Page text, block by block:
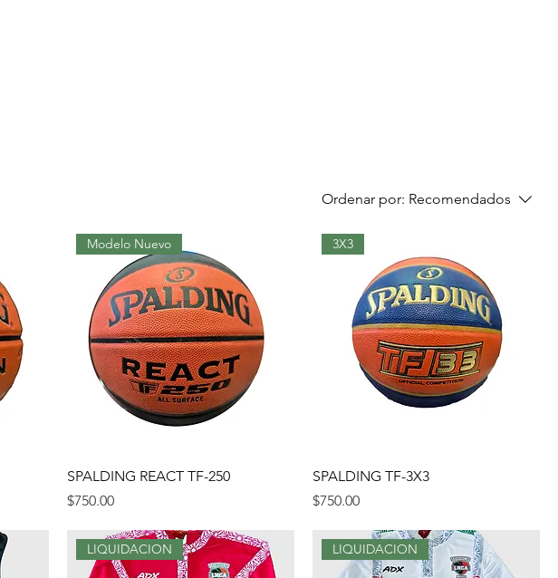
Ordenar por: Recomendados
Modelo Nuevo
SPALDING REACT TF-250
Precio
$750.00
3X3
SPALDING TF-3X3
Precio
$750.00
LIQUIDACION LIQUIDACION